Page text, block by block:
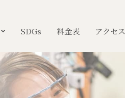
SDGs 料金表 アクセス